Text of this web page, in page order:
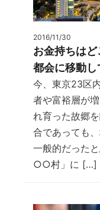
2016/11/30
お金持ちは
都会に移動
今、東京23区
者や富裕層が
れ育った故郷
合であっても
一般的だった
○○村」に […]